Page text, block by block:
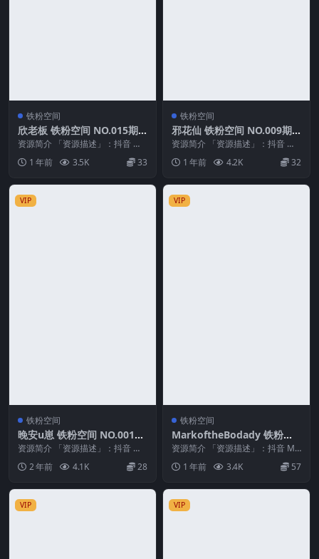
铁粉空间
欣老板 铁粉空间 NO.015期
最新至：2025.3.22
资源简介 「资源描述」：抖音 欣
老板 铁粉空间 NO.015期 【60P1
V】最...
1 年前 3.5K 33
铁粉空间
邪花仙 铁粉空间 NO.009期
最新至：2025.4.15
资源简介 「资源描述」：抖音 邪
花仙 铁粉空间 NO.009期 【24P】
最新至...
1 年前 4.2K 32
VIP
铁粉空间
晚安u崽 铁粉空间 NO.001期
最新至：2024.9.28
资源简介 「资源描述」：抖音 晚
安u崽 铁粉空间 NO.001期 【20
V】最新...
2 年前 4.1K 28
VIP
铁粉空间
MarkoftheBodady 铁粉空
间 NO.016期 最新至：2025.
2.25
资源简介 「资源描述」：抖音 Ma
rkoftheBodady 铁粉空间 NO.0...
1 年前 3.4K 57
VIP VIP